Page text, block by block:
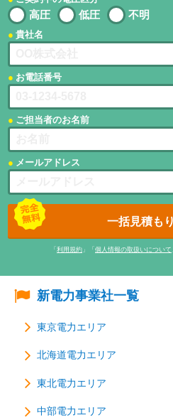
高圧 低圧 不明
貴社名
お電話番号
ご担当者のお名前
メールアドレス
一括見積も
「 利用規約 」「 個人情報の取扱いについて
新電力事業社一覧
東京電力エリア
北海道電力エリア
東北電力エリア
中部電力エリア